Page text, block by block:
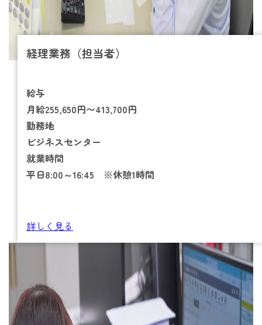
経理業務（担当者）
給与
月給255,650円〜413,700円
勤務地
ビジネスセンター
就業時間
平日8:00～16:45 ※休憩1時間
詳しく見る